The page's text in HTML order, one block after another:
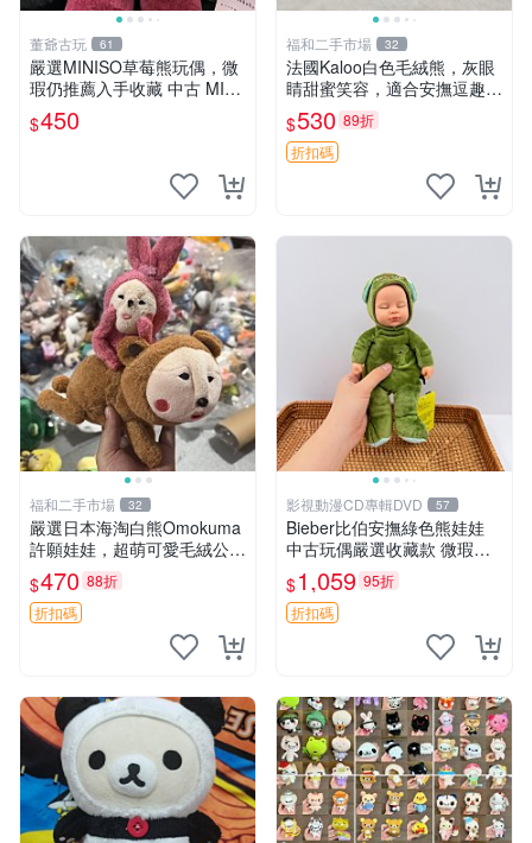
董爺古玩 61
嚴選MINISO草莓熊玩偶，微
瑕仍推薦入手收藏 中古 MINI
SO 草莓熊 玩具 收藏
$450
福和二手市場 32
法國Kaloo白色毛絨熊，灰眼
睛甜蜜笑容，適合安撫逗趣可
愛，柔軟面料手感佳。14 白
色安撫熊 毛絨玩具 寶寶逗樂
具
$530 89折
折扣碼
福和二手市場 32
嚴選日本海淘白熊Omokuma
許願娃娃，超萌可愛毛絨公仔
推薦收藏 白熊 Omokuma 毛
絨玩具 偽裝娃娃 玩具擺飾
$470 88折
折扣碼
影視動漫CD專輯DVD 57
Bieber比伯安撫綠色熊娃娃
中古玩偶嚴選收藏款 微瑕輕
度使用 Bieber綠熊娃娃 中古
玩偶 微瑕
$1,059 95折
折扣碼